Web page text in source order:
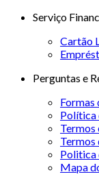
Serviço
Cartão
Perguntas e
Formas
Política
Termos
Termos
Politica
Mapa